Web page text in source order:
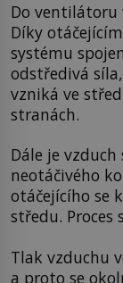
Do ventilátoru
Díky
systému
odstředivá
vzniká ve
stranách.
Dále je
neotáčivého
otáčejícího se
středu. Proces
Tlak vzduchu
a proto se